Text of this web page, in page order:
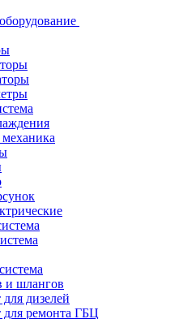
и шлангов
дизелей
ремонта ГБЦ